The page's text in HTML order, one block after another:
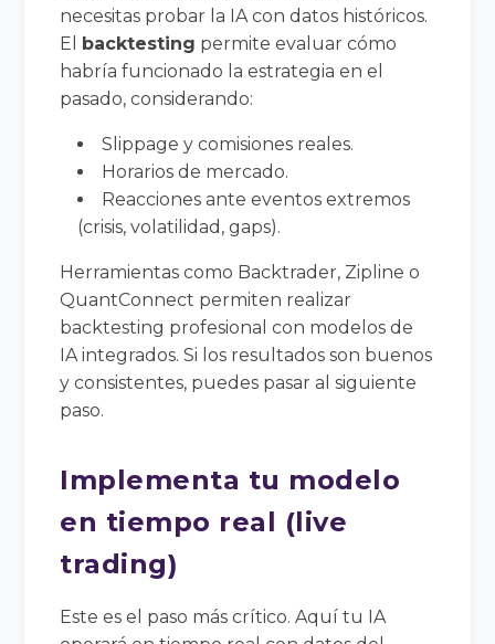
necesitas probar la IA con datos históricos.
El backtesting permite evaluar cómo
habría funcionado la estrategia en el
pasado, considerando:
Slippage y comisiones reales.
Horarios de mercado.
Reacciones ante eventos extremos
(crisis, volatilidad, gaps).
Herramientas como Backtrader, Zipline o
QuantConnect permiten realizar
backtesting profesional con modelos de
IA integrados. Si los resultados son buenos
y consistentes, puedes pasar al siguiente
paso.
Implementa tu modelo
en tiempo real (live
trading)
Este es el paso más crítico. Aquí tu IA